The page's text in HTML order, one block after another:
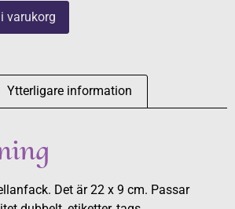
varukorg
Ytterligare information
Det är 22 x 9 cm. Passar